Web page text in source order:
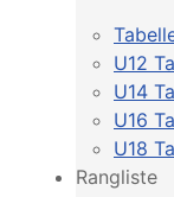
U12
U14
U16
U18
Rangliste